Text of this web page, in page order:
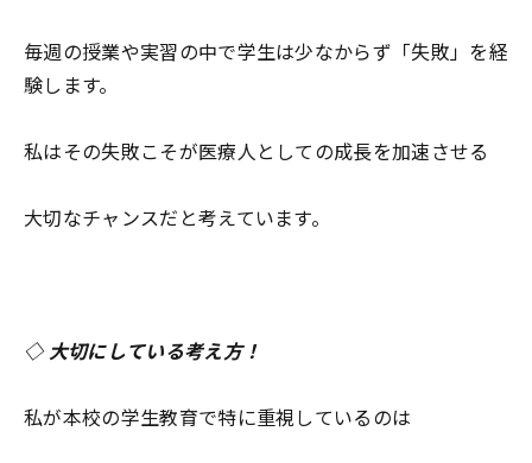
毎週の授業や実習の中で学生は少なからず 「失敗」を経
験します。
私はその失敗こそが医療人としての成長を加速させる
大切なチャンスだと考えています。
◇ 大切にしている考え方！
私が本校の学生教育で特に重視しているのは